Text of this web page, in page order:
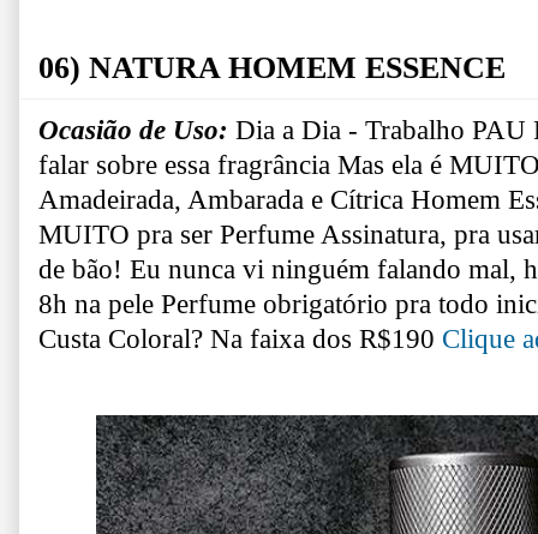
06) NATURA HOMEM ESSENCE
Ocasião de Uso: Dia a Dia - Trabalho PAU
falar sobre essa fragrância Mas ela é
Amadeirada, Ambarada e Cítrica Homem
MUITO pra ser Perfume Assinatura, pra
de bão! Eu nunca vi ninguém falando mal,
8h na pele Perfume obrigatório pra todo
Custa Coloral? Na faixa dos R$190 Clique